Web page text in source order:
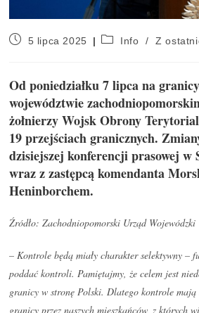
5 lipca 2025 Info / Z
Od poniedziałku 7 lipca na
województwie
żołnierzy Wojsk Obrony
19 przejściach granicznych.
dzisiejszej konferencji prasowej w
wraz z zastępcą komendanta
Heninborchem.
Źródło: Zachodniopomorski Urząd Wojewódzki
– Kontrole będą miały charakter selektywny –
poddać kontroli. Pamiętajmy, że celem jest
granicy w stronę Polski. Dlatego kontrole
granicy przez naszych mieszkańców, z